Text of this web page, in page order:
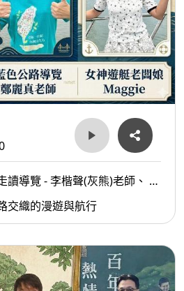
讀導覽 - 李楷聲(灰熊)老師、 藍
、女神遊艇 – Maggie 老闆娘
交織的漫遊與航行